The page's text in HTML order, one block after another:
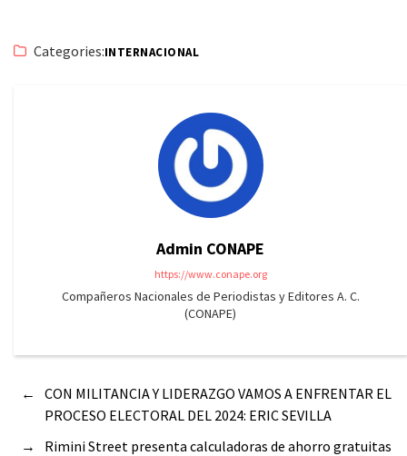
Categories:INTERNACIONAL
Admin CONAPE
https://www.conape.org
Compañeros Nacionales de Periodistas y Editores A. C.
(CONAPE)
←
CON MILITANCIA Y LIDERAZGO VAMOS A ENFRENTAR EL
PROCESO ELECTORAL DEL 2024: ERIC SEVILLA
→
Rimini Street presenta calculadoras de ahorro gratuitas